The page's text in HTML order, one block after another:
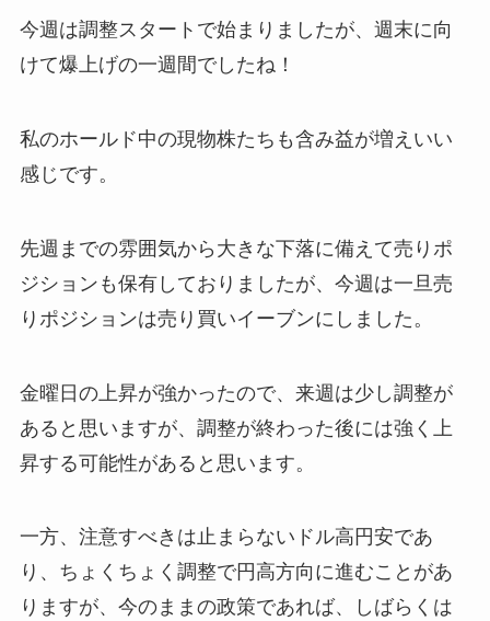
今週は調整スタートで始まりましたが、週末に向
けて爆上げの一週間でしたね！
私のホールド中の現物株たちも含み益が増えいい
感じです。
先週までの雰囲気から大きな下落に備えて売りポ
ジションも保有しておりましたが、今週は一旦売
りポジションは売り買いイーブンにしました。
金曜日の上昇が強かったので、来週は少し調整が
あると思いますが、調整が終わった後には強く上
昇する可能性があると思います。
一方、注意すべきは止まらないドル高円安であ
り、ちょくちょく調整で円高方向に進むことがあ
りますが、今のままの政策であれば、しばらくは